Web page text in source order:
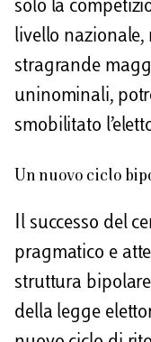
solo la
livello nazionale,
stragrande
uninominali,
smobilitato
Un nuovo ciclo
Il successo del
pragmatico e
struttura
della legge